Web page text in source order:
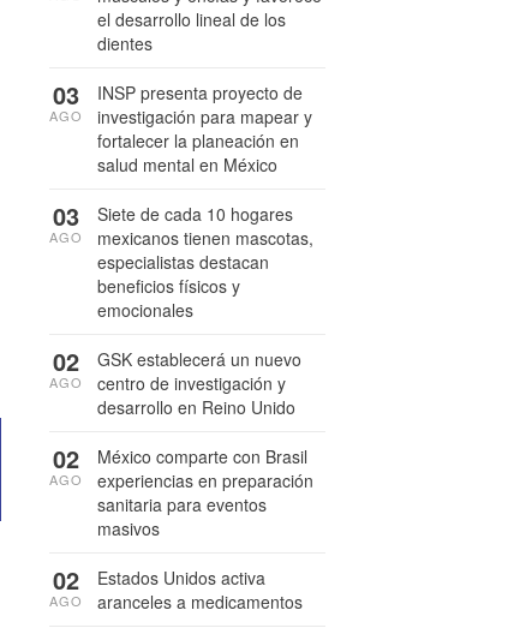
el desarrollo lineal de los
dientes
INSP presenta proyecto de
investigación para mapear y
fortalecer la planeación en
salud mental en México
03
AGO
Siete de cada 10 hogares
mexicanos tienen mascotas,
especialistas destacan
beneficios físicos y
emocionales
03
AGO
GSK establecerá un nuevo
centro de investigación y
desarrollo en Reino Unido
02
AGO
México comparte con Brasil
experiencias en preparación
sanitaria para eventos
masivos
02
AGO
Estados Unidos activa
aranceles a medicamentos
02
AGO